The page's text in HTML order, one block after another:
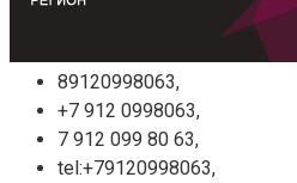
89120998063,
+7 912 0998063,
7 912 099 80 63,
tel:+79120998063,